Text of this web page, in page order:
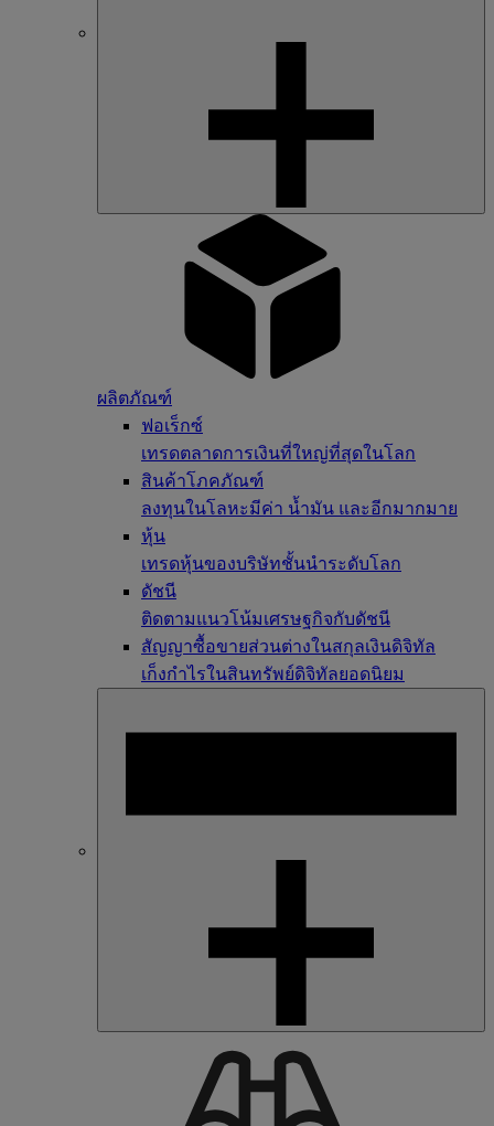
ผลิตภัณฑ์
ฟอเร็กซ์
เทรดตลาดการเงินที่ใหญ่ที่สุดในโลก
สินค้าโภคภัณฑ์
ลงทุนในโลหะมีค่า น้ำมัน และอีกมากมาย
หุ้น
เทรดหุ้นของบริษัทชั้นนำระดับโลก
ดัชนี
ติดตามแนวโน้มเศรษฐกิจกับดัชนี
สัญญาซื้อขายส่วนต่างในสกุลเงินดิจิทัล
เก็งกำไรในสินทรัพย์ดิจิทัลยอดนิยม